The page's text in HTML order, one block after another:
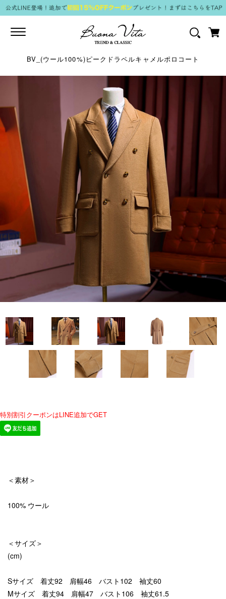
Toggle
BV_(ウール100%)ピークドラペルキャメルポロコート
特別割引クーポンはLINE追加でGET
＜素材＞
100% ウール
＜サイズ＞
(cm)
Sサイズ 着丈92 肩幅46 バスト102 袖丈60
Mサイズ 着丈94 肩幅47 バスト106 袖丈61.5